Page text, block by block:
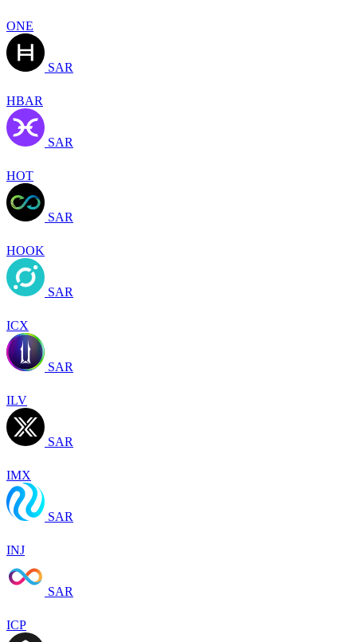
ONE
SAR
HBAR
SAR
HOT
SAR
HOOK
SAR
ICX
SAR
ILV
SAR
IMX
SAR
INJ
SAR
ICP